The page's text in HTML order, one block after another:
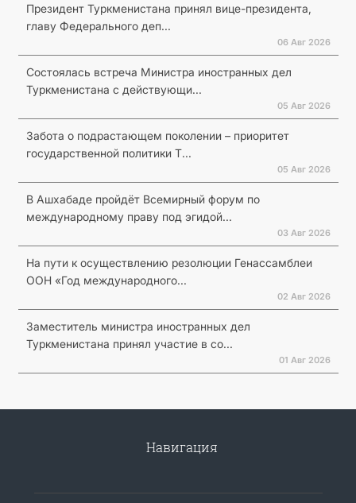
Президент Туркменистана принял вице-президента,
главу Федерального деп...
06 Авг 2026
Состоялась встреча Министра иностранных дел
Туркменистана с действующи...
05 Авг 2026
Забота о подрастающем поколении – приоритет
государственной политики Т...
05 Авг 2026
В Ашхабаде пройдёт Всемирный форум по
международному праву под эгидой...
03 Авг 2026
На пути к осуществлению резолюции Генассамблеи
ООН «Год международного...
02 Авг 2026
Заместитель министра иностранных дел
Туркменистана принял участие в со...
01 Авг 2026
Навигация